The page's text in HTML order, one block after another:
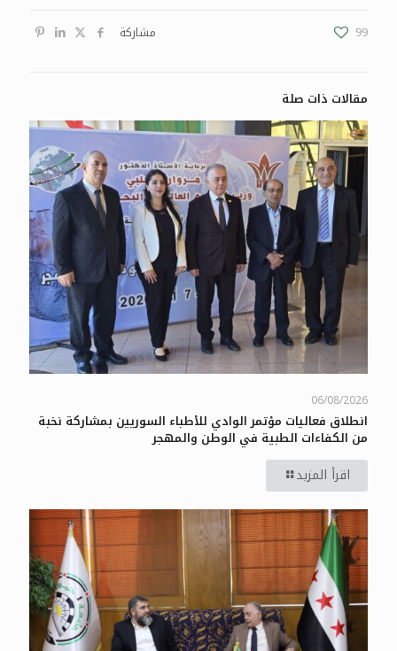
مشاركة
99
مقالات ذات صلة
06/08/2026
انطلاق فعاليات مؤتمر الوادي للأطباء السوريين بمشاركة نخبة
من الكفاءات الطبية في الوطن والمهجر
اقرأ المزيد